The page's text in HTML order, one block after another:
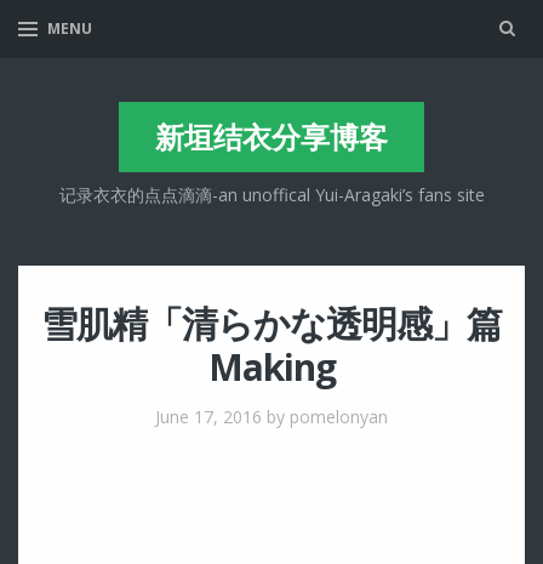
MENU
新垣结衣分享博客
记录衣衣的点点滴滴-an unoffical Yui-Aragaki’s fans site
雪肌精「清らかな透明感」篇
Making
June 17, 2016 by pomelonyan